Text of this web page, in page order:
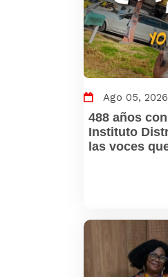
Ago 05, 2026
488 años
Instituto
las voces